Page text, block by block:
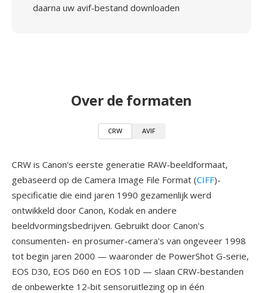
daarna uw avif-bestand downloaden
Over de formaten
CRW AVIF
CRW is Canon's eerste generatie RAW-beeldformaat,
gebaseerd op de Camera Image File Format (CIFF)-
specificatie die eind jaren 1990 gezamenlijk werd
ontwikkeld door Canon, Kodak en andere
beeldvormingsbedrijven. Gebruikt door Canon's
consumenten- en prosumer-camera's van ongeveer 1998
tot begin jaren 2000 — waaronder de PowerShot G-serie,
EOS D30, EOS D60 en EOS 10D — slaan CRW-bestanden
de onbewerkte 12-bit sensoruitlezing op in één